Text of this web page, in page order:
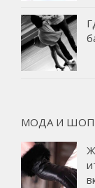
МОДА И